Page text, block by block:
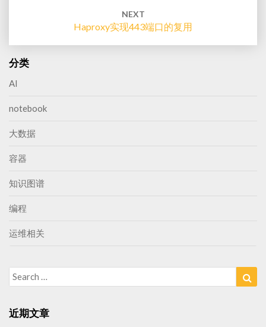
NEXT
Haproxy实现443端口的复用
分类
AI
notebook
大数据
容器
知识图谱
编程
运维相关
Search
for:
近期文章